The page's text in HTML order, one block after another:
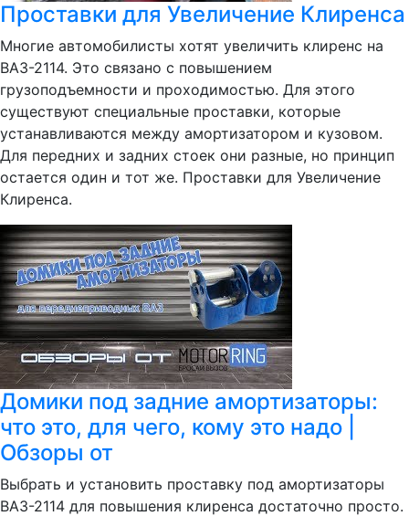
Проставки для Увеличение Клиренса
Многие автомобилисты хотят увеличить клиренс на
ВАЗ-2114. Это связано с повышением
грузоподъемности и проходимостью. Для этого
существуют специальные проставки, которые
устанавливаются между амортизатором и кузовом.
Для передних и задних стоек они разные, но принцип
остается один и тот же. Проставки для Увеличение
Клиренса.
Домики под задние амортизаторы:
что это, для чего, кому это надо |
Обзоры от
Выбрать и установить проставку под амортизаторы
ВАЗ-2114 для повышения клиренса достаточно просто.